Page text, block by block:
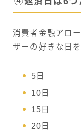
消費者金融アロ
ザーの好きな日
5日
10日
15日
20日